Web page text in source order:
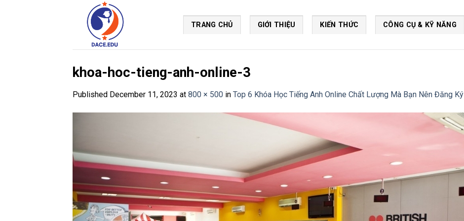
TRANG CHỦ GIỚI THIỆU KIẾN THỨC CÔNG CỤ & KỸ NĂNG
khoa-hoc-tieng-anh-online-3
Published December 11, 2023 at 800 × 500 in Top 6 Khóa Học Tiếng Anh Online Chất Lượng Mà Bạn Nên Đăng Ký